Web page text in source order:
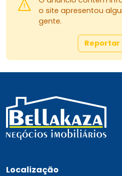
o site apresentou
gente.
Reportar
Localização